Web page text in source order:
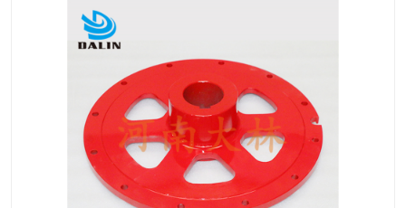
VC离合器
PO隔膜离合器
泥浆泵空气包胶囊 气动元件
DY隔膜式离合器 CB离合器
实芯轮胎